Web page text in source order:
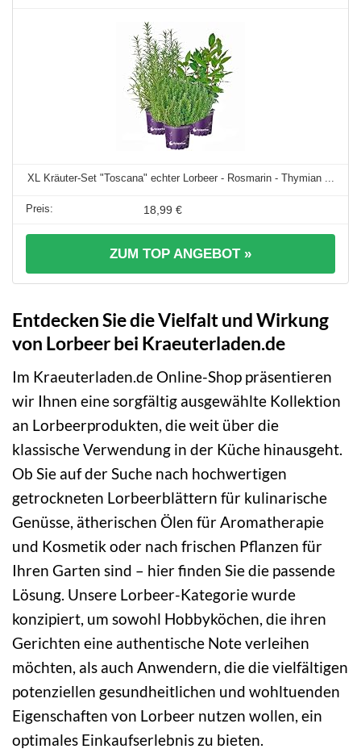
XL Kräuter-Set "Toscana" echter Lorbeer - Rosmarin - Thymian ...
18,99 €
ZUM TOP ANGEBOT »
Entdecken Sie die Vielfalt und Wirkung
von Lorbeer bei Kraeuterladen.de
Im Kraeuterladen.de Online-Shop präsentieren
wir Ihnen eine sorgfältig ausgewählte Kollektion
an Lorbeerprodukten, die weit über die
klassische Verwendung in der Küche hinausgeht.
Ob Sie auf der Suche nach hochwertigen
getrockneten Lorbeerblättern für kulinarische
Genüsse, ätherischen Ölen für Aromatherapie
und Kosmetik oder nach frischen Pflanzen für
Ihren Garten sind – hier finden Sie die passende
Lösung. Unsere Lorbeer-Kategorie wurde
konzipiert, um sowohl Hobbyköchen, die ihren
Gerichten eine authentische Note verleihen
möchten, als auch Anwendern, die die vielfältigen
potenziellen gesundheitlichen und wohltuenden
Eigenschaften von Lorbeer nutzen wollen, ein
optimales Einkaufserlebnis zu bieten.